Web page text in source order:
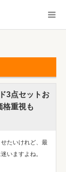
3点セットお
格重視も
たいけれど、最
いますよね。